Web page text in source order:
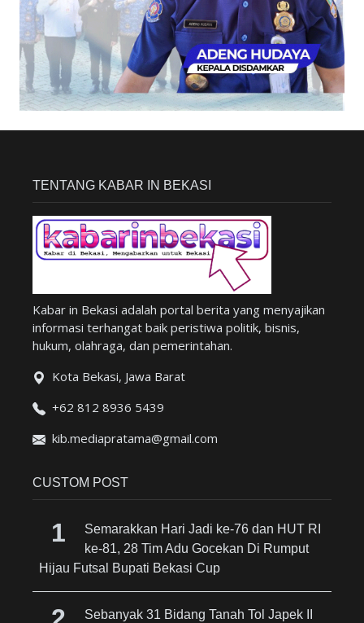
TENTANG KABAR IN BEKASI
Kabar in Bekasi adalah portal berita yang menyajikan
informasi terhangat baik peristiwa politik, bisnis,
hukum, olahraga, dan pemerintahan.
Kota Bekasi, Jawa Barat
+62 812 8936 5439
kib.mediapratama@gmail.com
CUSTOM POST
Semarakkan Hari Jadi ke-76 dan HUT RI
ke-81, 28 Tim Adu Gocekan Di Rumput
Hijau Futsal Bupati Bekasi Cup
Sebanyak 31 Bidang Tanah Tol Japek II